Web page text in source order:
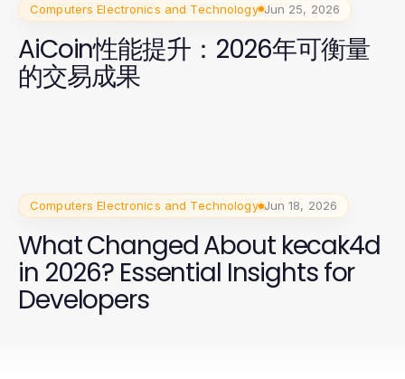
Computers Electronics and Technology Jun 25, 2026
AiCoin性能提升：2026年可衡量
的交易成果
Computers Electronics and Technology Jun 18, 2026
What Changed About kecak4d
in 2026? Essential Insights for
Developers